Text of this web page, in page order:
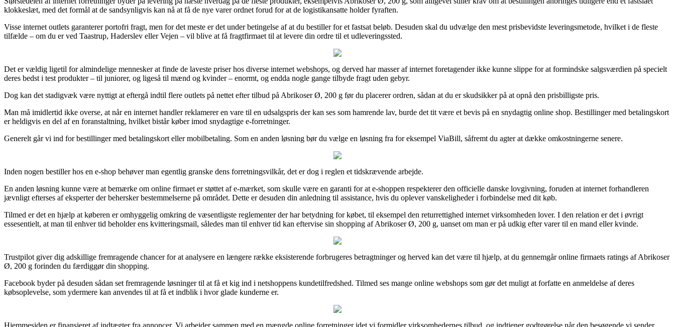
klokkeslæt, med det formål at de sandsynligvis kan nå at få de nye varer ordnet forud for at de logistikansatte holder fyraften.
Visse internet outlets garanterer portofri fragt, men for det meste er det under betingelse af at du bestiller for et fastsat beløb. Desuden skal du udvælge den mest prisbevidste leveringsmetode, hvilket i de fleste
tilfælde – om du er ved Taastrup, Haderslev eller Vejen – vil blive at få fragtfirmaet til at levere din ordre til et udleveringssted.
Det er vældig ligetil for almindelige mennesker at finde de laveste priser hos diverse internet webshops, og derved har masser af internet foretagender ikke kunne slippe for at formindske salgsværdien på specielt
deres bedst i test produkter – til juniorer, og ligeså til mænd og kvinder – enormt, og endda nogle gange tilbyde fragt uden gebyr.
Dog kan det stadigvæk være nyttigt at eftergå indtil flere outlets på nettet efter tilbud på Abrikoser Ø, 200 g før du placerer ordren, sådan at du er skudsikker på at opnå den prisbilligste pris.
Man må imidlertid ikke overse, at når en internet handler reklamerer en vare til en udsalgspris der kan ses som hamrende lav, burde det tit være et bevis på en snydagtig online shop. Bestillinger med betalingskort
er heldigvis en del af en foranstaltning, hvilket bistår køber imod snydagtige e-forretninger.
Generelt går vi ind for bestillinger med betalingskort eller mobilbetaling. Som en anden løsning bør du vælge en løsning fra for eksempel ViaBill, såfremt du agter at dække omkostningerne senere.
Inden nogen bestiller hos en e-shop behøver man egentlig granske dens forretningsvilkår, det er dog i reglen et tidskrævende arbejde.
En anden løsning kunne være at bemærke om online firmaet er støttet af e-mærket, som skulle være en garanti for at e-shoppen respekterer den officielle danske lovgivning, foruden at internet forhandleren
jævnligt efterses af eksperter der behersker bestemmelserne på området. Dette er desuden din anledning til assistance, hvis du oplever vanskeligheder i forbindelse med dit køb.
Tilmed er det en hjælp at køberen er omhyggelig omkring de væsentligste reglementer der har betydning for købet, til eksempel den returrettighed internet virksomheden lover. I den relation er det i øvrigt
essesentielt, at man til enhver tid beholder ens kvitteringsmail, således man til enhver tid kan eftervise sin shopping af Abrikoser Ø, 200 g, uanset om man er på udkig efter varer til en mand eller kvinde.
Trustpilot giver dig adskillige fremragende chancer for at analysere en længere række eksisterende forbrugeres betragtninger og herved kan det være til hjælp, at du gennemgår online firmaets ratings af Abrikoser
Ø, 200 g forinden du færdiggør din shopping.
Facebook byder på desuden sådan set fremragende løsninger til at få et kig ind i netshoppens kundetilfredshed. Tilmed ses mange online webshops som gør det muligt at forfatte en anmeldelse af deres
købsoplevelse, som ydermere kan anvendes til at få et indblik i hvor glade kunderne er.
Hjemmesiden er finansieret af indtægter fra annoncer. Vi arbejder sammen med en mængde online forretninger idet vi formidler virksomhedernes tilbud, og indtjener godtgørelse når den besøgende vi sender